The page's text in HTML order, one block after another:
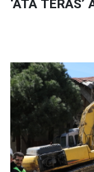
‘ATA TERAS’